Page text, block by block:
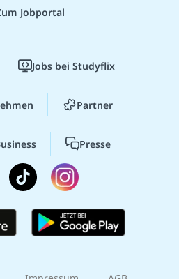
Jobportal
Jobs bei Studyflix
Partner
Presse